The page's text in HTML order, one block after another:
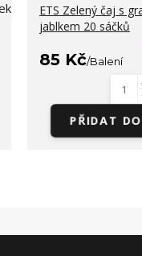
ETS Zelený čaj s
jablkem 20 sáčků
85 Kč/Balení
PŘIDAT